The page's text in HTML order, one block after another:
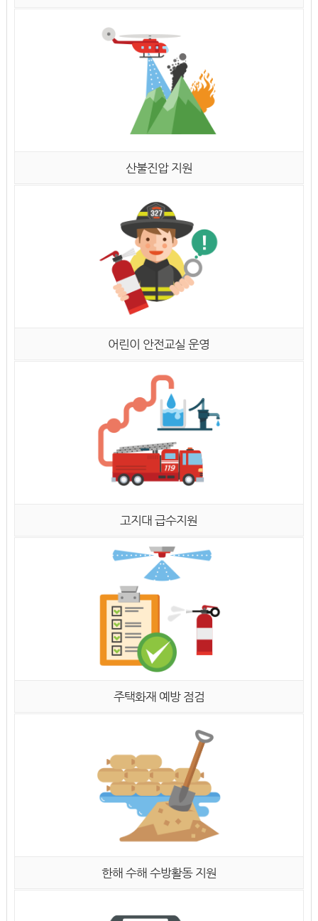
산불진압 지원
어린이 안전교실 운영
고지대 급수지원
주택화재 예방 점검
한해 수해 수방활동 지원